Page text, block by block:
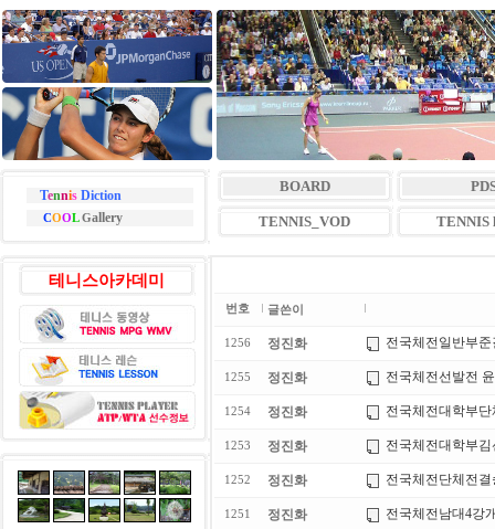
TennisDiction
COOLGallery
BOARD
TENNIS_VOD TENNIS
테니스아카데미
번호 글쓴이
1256 정진화 전국체전일반부
1255 정진화 전국체전선발전
1254 정진화 전국체전대학부
1253 정진화 전국체전대학부
1252 정진화 전국체전단체전
1251 정진화 전국체전남대4강